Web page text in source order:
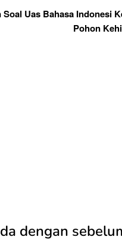
Soal Uas Bahasa Indonesi
Pohon
dengan